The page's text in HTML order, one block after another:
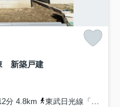
新築戸建
分 4.8km
東武日光線「南栗橋」駅 徒歩60分